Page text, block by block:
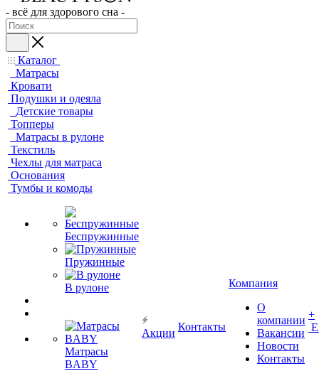
- всё для здорового сна -
Каталог
Матрасы
Кровати
Подушки и одеяла
Детские товары
Топперы
Матрасы в рулоне
Текстиль
Чехлы для матраса
Основания
Тумбы и комоды
Беспружинные
Пружинные
В рулоне
Матрасы
BABY
Акции
Контакты
Компания
О
компании
Вакансии
Новости
Контакты
+